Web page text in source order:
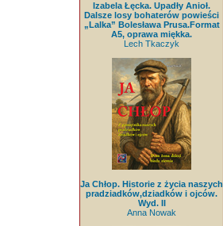
Izabela Łęcka. Upadły Anioł.
Dalsze losy bohaterów powieści
„Lalka” Bolesława Prusa.Format
A5, oprawa miękka.
Lech Tkaczyk
Ja Chłop. Historie z życia naszych
pradziadków,dziadków i ojców.
Wyd. II
Anna Nowak